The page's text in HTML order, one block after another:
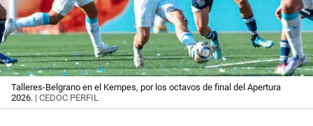
Talleres-Belgrano en el Kempes, por los octavos de final del Apertura
2026. | CEDOC PERFIL